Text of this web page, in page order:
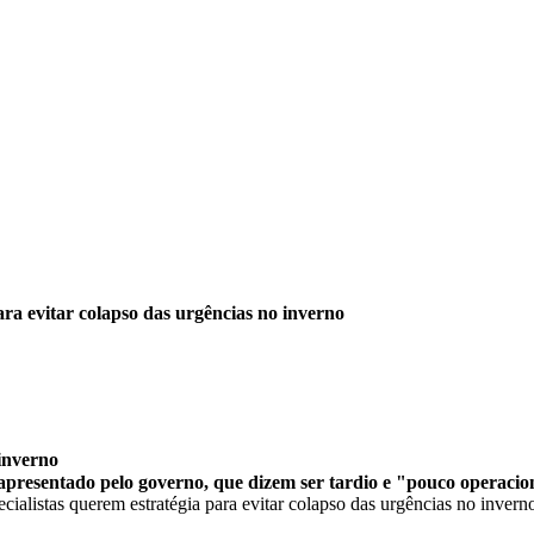
evitar colapso das urgências no inverno
pelo governo, que dizem ser tardio e "pouco